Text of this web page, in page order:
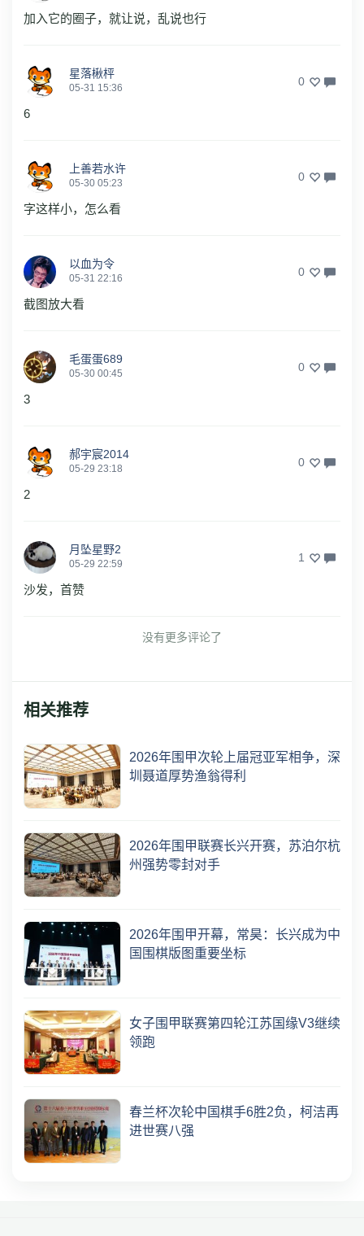
加入它的圈子，就让说，乱说也行
星落楸枰
05-31 15:36 0
6
上善若水许
05-30 05:23 0
字这样小，怎么看
以血为令
05-31 22:16 0
截图放大看
毛蛋蛋689
05-30 00:45 0
3
郝宇宸2014
05-29 23:18 0
2
月坠星野2
05-29 22:59 1
沙发，首赞
没有更多评论了
相关推荐
2026年围甲次轮上届冠亚军相争，深
圳聂道厚势渔翁得利
2026年围甲联赛长兴开赛，苏泊尔杭
州强势零封对手
2026年围甲开幕，常昊：长兴成为中
国围棋版图重要坐标
女子围甲联赛第四轮江苏国缘V3继续
领跑
春兰杯次轮中国棋手6胜2负，柯洁再
进世赛八强